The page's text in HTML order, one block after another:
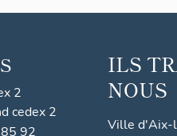
2
cedex 2
92
ILS
NOUS
Ville d'Aix-